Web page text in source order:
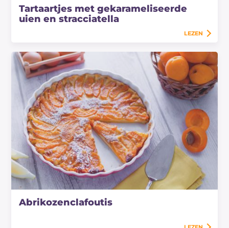
Tartaartjes met gekarameliseerde
uien en stracciatella
LEZEN
Abrikozenclafoutis